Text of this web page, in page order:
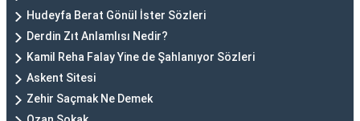
Hudeyfa Berat Gönül İster Sözleri
Derdin Zıt Anlamlısı Nedir?
Kamil Reha Falay Yine de Şahlanıyor Sözleri
Askent Sitesi
Zehir Saçmak Ne Demek